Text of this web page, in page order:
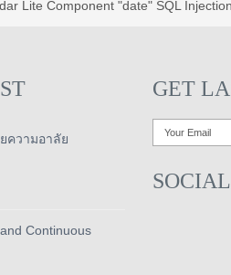
Lite Component "date" SQL
ความอาลัย
Continuous
GET